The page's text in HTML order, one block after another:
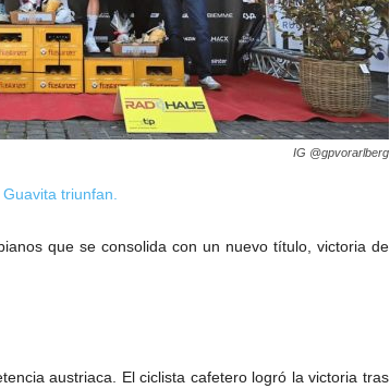
IG @gpvorarlberg
triunfan.
que se consolida con un nuevo título, victoria de
austriaca. El ciclista cafetero logró la victoria tras